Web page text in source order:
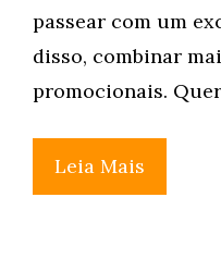
passear com um
disso, combinar
promocionais.
Leia Mais